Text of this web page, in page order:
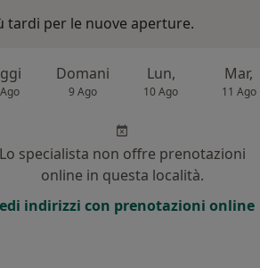
tardi per le nuove aperture.
Domani
9 Ago
Lun,
10 Ago
Mar,
11 Ago
Lo specialista non offre prenotazioni
online in questa località.
indirizzi con prenotazioni online